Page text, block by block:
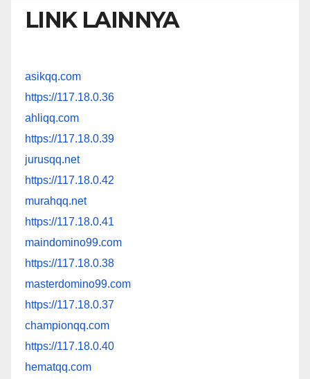
LINK LAINNYA
asikqq.com
https://117.18.0.36
ahliqq.com
https://117.18.0.39
jurusqq.net
https://117.18.0.42
murahqq.net
https://117.18.0.41
maindomino99.com
https://117.18.0.38
masterdomino99.com
https://117.18.0.37
championqq.com
https://117.18.0.40
hematqq.com